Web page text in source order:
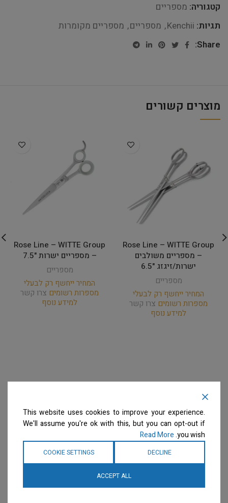
קטגוריה: מספריים
תגיות: Kenchii
, מספריים, מספריים מקומרות
Share:
מוצרים קשורים
Rose Line – WITTE Group
– מספריים משולבים
ישרות/זיגזג "6.5
מספריים
המחיר ייחשף רק לבעלי
מספרות רשומים צרו קשר
למידע נוסף
Rose Line – WITTE Group
– מספריים ישרות "7.5
מספריים
המחיר ייחשף רק לבעלי
מספרות רשומים צרו קשר
למידע נוסף
This website uses cookies to improve your experience.
We'll assume you're ok with this, but you can opt-out if
you wish.
Read More
DECLINE
COOKIE SETTINGS
ACCEPT ALL